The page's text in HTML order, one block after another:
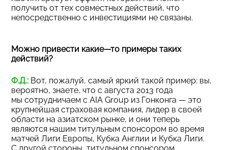
получить от тех совместных действий, что
непосредственно с инвестициями не связаны.
Можно привести какие—то примеры таких
действий?
Ф.Д.: Вот, пожалуй, самый яркий такой пример: вы,
вероятно, знаете, что с августа 2013 года
мы сотрудничаем с AIA Group из Гонконга — это
крупнейшая страховая компания, лидер в своей
области на азиатском рынке, и они теперь
являются нашим титульным спонсором во время
матчей Лиги Европы, Кубка Англии и Кубка Лиги.